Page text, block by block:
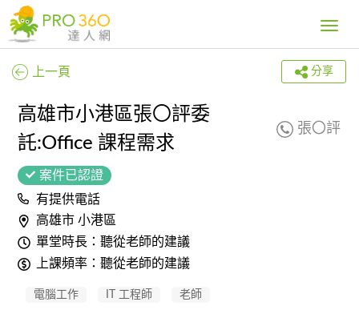
Toggle
上一頁 分享
高雄市小港區張〇評委
託:Office 課程需求
張〇評
案件已認證
有提供電話
高雄市 小港區
單堂時長：聽從老師的建議
上課頻率：聽從老師的建議
電腦工作 IT 工程師 老師